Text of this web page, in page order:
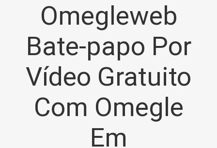
Omegleweb
Bate-papo Por
Vídeo Gratuito
Com Omegle
Em